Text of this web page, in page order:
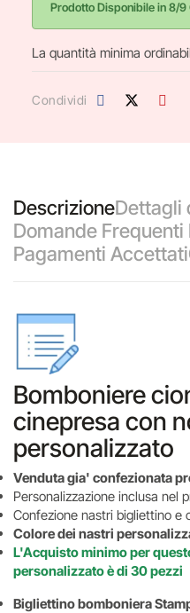
Prodotto Disponibile in 8/9
La quantità minima
Condividi
DescrizioneDettagli
Domande Frequenti
Pagamenti Accettati
Bomboniere
cinepresa con
personalizzato
Venduta gia' confezionata
Personalizzazione inclusa nel
Confezione nastri bigliettino e
Colore dei nastri
L'Acquisto minimo per
personalizzato è di 30 pezzi
Bigliettino bomboniera